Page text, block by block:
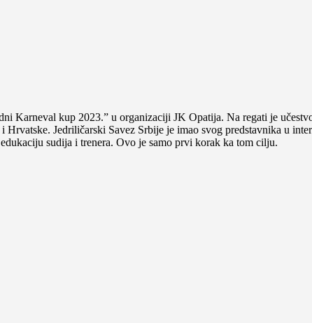
Karneval kup 2023.” u organizaciji JK Opatija. Na regati je
Jedriličarski Savez Srbije je imao svog predstavnika u
sudija i trenera. Ovo je samo prvi korak ka tom cilju.